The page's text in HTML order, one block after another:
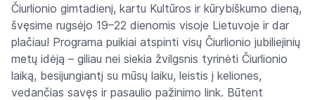
Čiurlionio gimtadienį, kartu Kultūros ir kūrybiškumo dieną,
švęsime rugsėjo 19–22 dienomis visoje Lietuvoje ir dar
plačiau! Programa puikiai atspinti visų Čiurlionio jubiliejinių
metų idėją – giliau nei siekia žvilgsnis tyrinėti Čiurlionio
laiką, besijungiantį su mūsų laiku, leistis į keliones,
vedančias savęs ir pasaulio pažinimo link. Būtent